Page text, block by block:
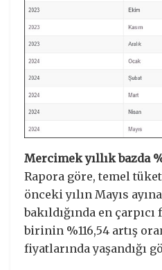
Mercimek yıllık bazda
Rapora göre, temel
önceki yılın Mayıs
bakıldığında en
birinin %116,54 artış
fiyatlarında yaşandığı